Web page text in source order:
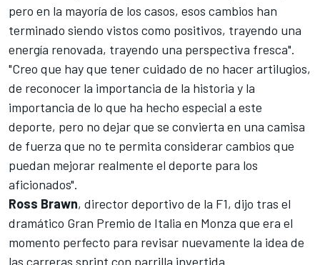
pero en la mayoría de los casos, esos cambios han
terminado siendo vistos como positivos, trayendo una
energía renovada, trayendo una perspectiva fresca".
"Creo que hay que tener cuidado de no hacer artilugios,
de reconocer la importancia de la historia y la
importancia de lo que ha hecho especial a este
deporte, pero no dejar que se convierta en una camisa
de fuerza que no te permita considerar cambios que
puedan mejorar realmente el deporte para los
aficionados".
Ross Brawn, director deportivo de la F1, dijo tras el
dramático Gran Premio de Italia en Monza que era el
momento perfecto para revisar nuevamente la idea de
las carreras sprint con parrilla invertida.